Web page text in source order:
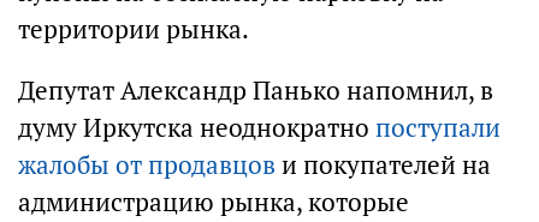
территории рынка.
Депутат Александр Панько напомнил, в
думу Иркутска неоднократно поступали
жалобы от продавцов и покупателей на
администрацию рынка, которые